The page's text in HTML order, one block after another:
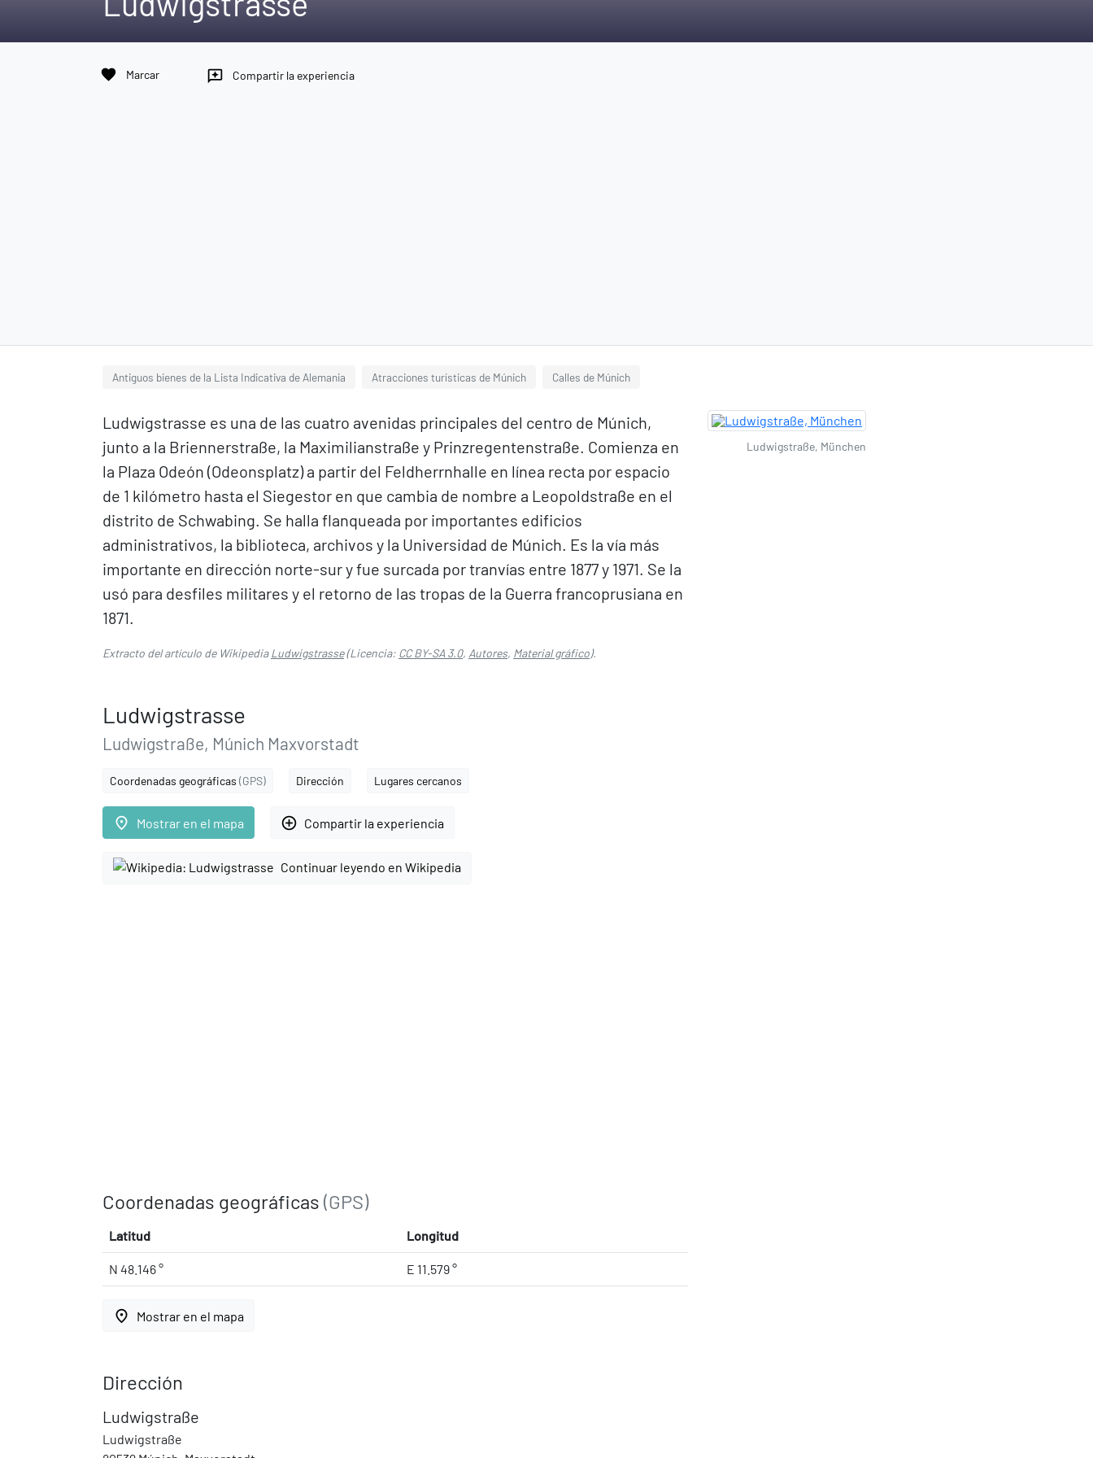
favorite Marcar reviews Compartir la experiencia
Antiguos bienes de la Lista Indicativa de Alemania Atracciones turísticas de Múnich Calles de Múnich
Ludwigstrasse es una de las cuatro avenidas principales del centro de Múnich,
junto a la Briennerstraße, la Maximilianstraße y Prinzregentenstraße. Comienza en
la Plaza Odeón (Odeonsplatz) a partir del Feldherrnhalle en línea recta por espacio
de 1 kilómetro hasta el Siegestor en que cambia de nombre a Leopoldstraße en el
distrito de Schwabing. Se halla flanqueada por importantes edificios
administrativos, la biblioteca, archivos y la Universidad de Múnich. Es la vía más
importante en dirección norte-sur y fue surcada por tranvías entre 1877 y 1971. Se la
usó para desfiles militares y el retorno de las tropas de la Guerra francoprusiana en
1871.
Extracto del artículo de WikipediaLudwigstrasse(Licencia: CC BY-SA 3.0, Autores, Material gráfico).
Ludwigstrasse
Ludwigstraße, Múnich Maxvorstadt
Coordenadas geográficas (GPS) Dirección Lugares cercanos
place Mostrar en el mapa add_circle_outline Compartir la experiencia
Continuar leyendo en Wikipedia
Coordenadas geográficas (GPS)
Latitud Longitud
N 48.146 ° E 11.579 °
place Mostrar en el mapa
Dirección
Ludwigstraße
Ludwigstraße
Ludwigstraße, München